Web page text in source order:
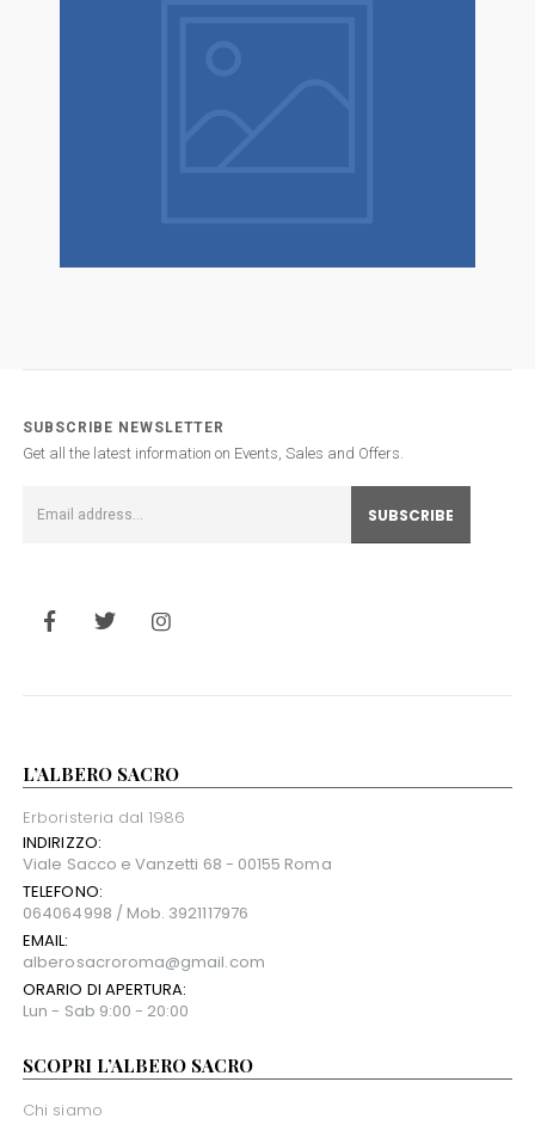
SUBSCRIBE NEWSLETTER
Get all the latest information on Events, Sales and Offers.
L’ALBERO SACRO
Erboristeria dal 1986
INDIRIZZO:
Viale Sacco e Vanzetti 68 - 00155 Roma
TELEFONO:
064064998 / Mob. 3921117976
EMAIL:
alberosacroroma@gmail.com
ORARIO DI APERTURA:
Lun - Sab 9:00 - 20:00
SCOPRI L’ALBERO SACRO
Chi siamo